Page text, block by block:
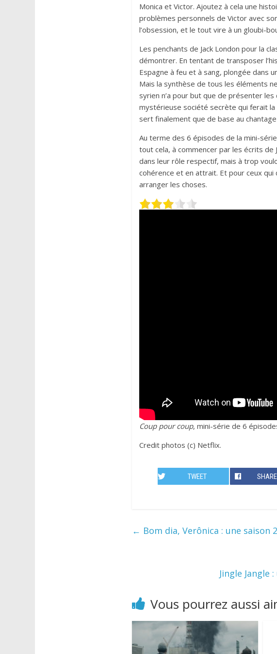
Monica et Victor. Ajoutez à cela une
problèmes personnels de Victor avec
l’obsession, et le tout vire à un gloubi-
Les penchants de Jack London pour la
démontrer. En tentant de transposer
Espagne à feu et à sang, plongée dans
Mais la synthèse de tous les éléments
syrien n’a pour but que de présenter
mystérieuse société secrète qui ferait
sert finalement que de base au
Au terme des 6 épisodes de la mini-
tout cela, à commencer par les écrits
dans leur rôle respectif, mais à trop
cohérence et en attrait. Et pour ceux
arranger les choses.
Coup pour coup, mini-série de 6
Credit photos (c) Netflix.
TWEET SHARE
← Bom dia, Verônica : une
Jingle
Vous pourrez aussi